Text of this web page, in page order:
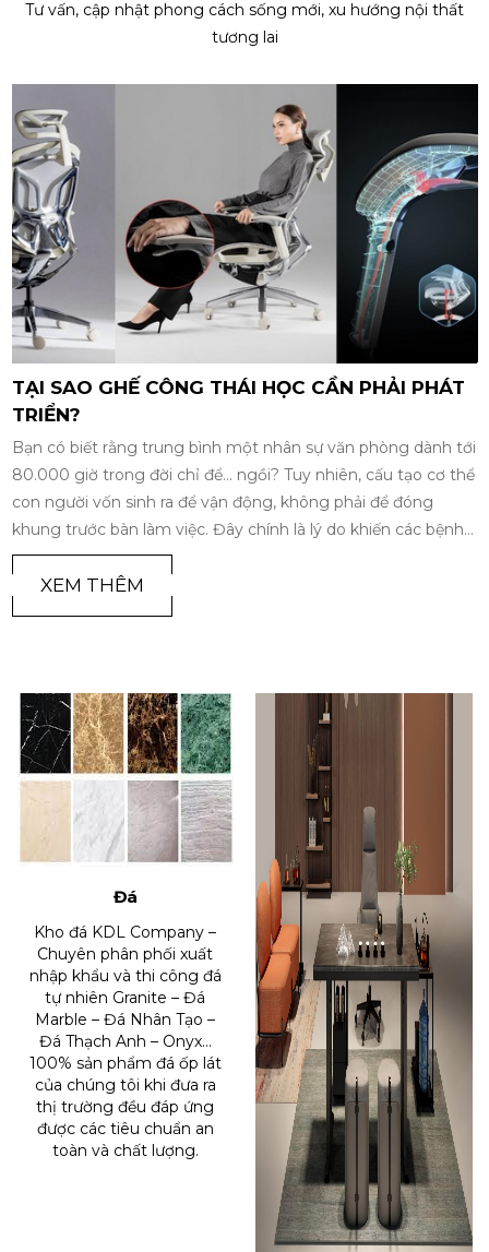
Tư vấn, cập nhật phong cách sống mới, xu hướng nội thất
tương lai
CẦN PHẢI PHÁT
sự văn phòng dành tới
Tuy nhiên, cấu tạo cơ thể
không phải để đóng
là lý do khiến các bệnh
thầm' của thế kỷ 21.
triển của ghế công thái
thất nhất thời, mà đã trở
5 YẾU TỐ XÂY DỰNG
Trong một doanh nghiệp, môi
nơi nhân viên thực hiện công
tố quan trọng góp phần quyết
triển bền vững của công ty.
Đá
Kho đá KDL Company –
Chuyên phân phối xuất
nhập khẩu và thi công đá
tự nhiên Granite – Đá
Marble – Đá Nhân Tạo –
Đá Thạch Anh – Onyx…
100% sản phẩm đá ốp lát
của chúng tôi khi đưa ra
thị trường đều đáp ứng
được các tiêu chuẩn an
toàn và chất lượng.